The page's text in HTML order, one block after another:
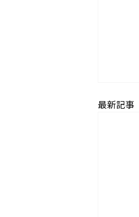
最新記事